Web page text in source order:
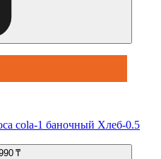
cola-1 баночный Хлеб-0.5
₸